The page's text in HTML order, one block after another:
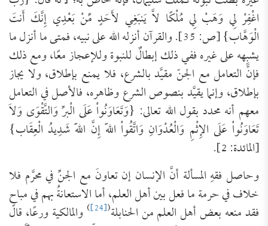
اغْفِرْ لِي وَهَبْ لِي مُلْكًا لاَّ يَنبَغِي لأَحَدٍ مِّنْ بَعْدِي إِنَّكَ أَنتَ
الْوَهَّاب} [ص: 35]. والقرآن أنزله الله على نبيه، فمتى ما أنزل ما
يشبِهه على غيره ففي ذلك إبطالٌ للنبوة وللإعجاز معًا، ومع ذلك
فإنَّ التعامل مع الجنّ مقيَّد بالشرع، فلا يمنع بإطلاق، ولا يجاز
بإطلاق، وإنما يقيَّد بنصوص الشرع وظاهره، فالأصل في التعامل
معهم أنه محدد بقول الله تعالى: {وَتَعَاوَنُواْ عَلَى الْبرِّ وَالتَّقْوَى وَلاَ
تَعَاوَنُواْ عَلَى الإِثْمِ وَالْعُدْوَانِ وَاتَّقُواْ اللّهَ إِنَّ اللّهَ شَدِيدُ الْعِقَاب}
[المائدة: 2].
وحاصل فقهِ المسألة أنَّ الإنسان إن تعاونَ مع الجنِّ في محرَّم فلا
خلاف في حرمة ما فعل بين أهل العلم، أما الاستعانةُ بهم في مباحٍ
فقد منعه بعض أهل العلم من الحنابلة(
[24]
) والمالكية ورعًا، قال